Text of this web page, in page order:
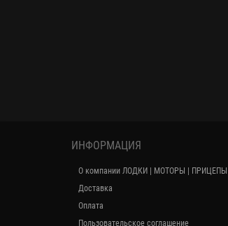
ИНФОРМАЦИЯ
О компании ЛОДКИ | МОТОРЫ | ПРИЦЕПЫ
Доставка
Оплата
Пользовательское соглашение